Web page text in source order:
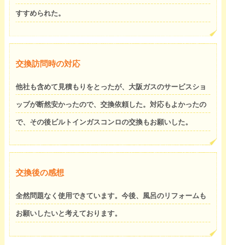
すすめられた。
交換訪問時の対応
他社も含めて見積もりをとったが、大阪ガスのサービスショ
ップが断然安かったので、交換依頼した。対応もよかったの
で、その後ビルトインガスコンロの交換もお願いした。
交換後の感想
全然問題なく使用できています。今後、風呂のリフォームも
お願いしたいと考えております。